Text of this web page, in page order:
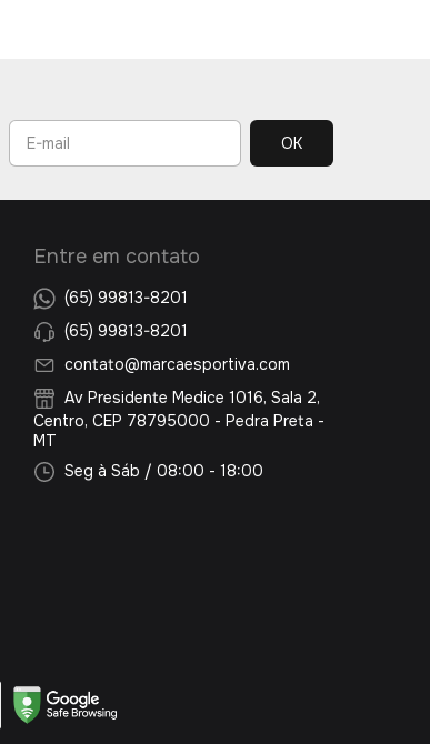
Entre em contato
(65) 99813-8201
(65) 99813-8201
contato@marcaesportiva.com
Av Presidente Medice 1016, Sala 2,
Centro, CEP 78795000 - Pedra Preta -
MT
Seg à Sáb / 08:00 - 18:00